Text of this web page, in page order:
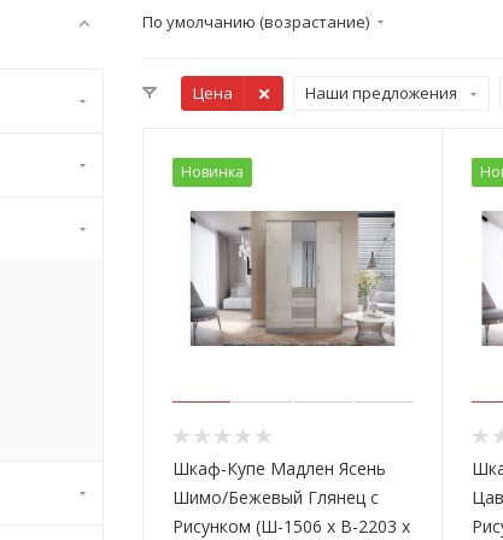
По умолчанию (возрастание)
Цена Наши предложения
Новинка
Шкаф-Купе Мадлен Ясень
Шимо/Бежевый Глянец с
Рисунком (Ш-1506 х В-2203 х